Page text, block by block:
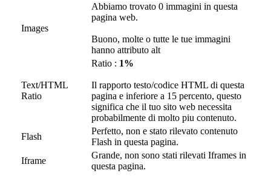
Images
Abbiamo trovato 0 immagini in questa
pagina web.
Buono, molte o tutte le tue immagini
hanno attributo alt
Text/HTML
Ratio
Ratio : 1%
Il rapporto testo/codice HTML di questa
pagina e inferiore a 15 percento, questo
significa che il tuo sito web necessita
probabilmente di molto piu contenuto.
Flash
Perfetto, non e stato rilevato contenuto
Flash in questa pagina.
Iframe
Grande, non sono stati rilevati Iframes in
questa pagina.